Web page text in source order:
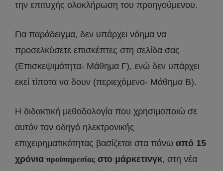
την επιτυχής ολοκλήρωση του προηγούμενου.
Για παράδειγμα, δεν υπάρχει νόημα να
προσελκύσετε επισκέπτες στη σελίδα σας
(Επισκεψιμότητα- Μάθημα Γ), ενώ δεν υπάρχει
εκεί τίποτα να δουν (περιεχόμενο- Μάθημα Β).
Η διδακτική μεθοδολογία που χρησιμοποιώ σε
αυτόν τον οδηγό ηλεκτρονικής
επιχειρηματικότητας βασίζεται στα πάνω από 15
χρόνια προϋπηρεσίας στο μάρκετινγκ, στη νέα